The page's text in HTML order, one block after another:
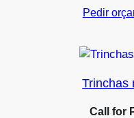
Pedir
Trinchas
Call for